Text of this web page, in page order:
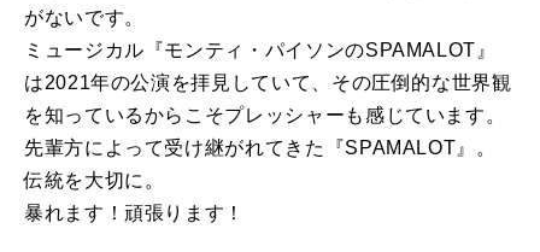
がないです。
ミュージカル『モンティ・パイソンのSPAMALOT』
は2021年の公演を拝見していて、その圧倒的な世界観
を知っているからこそプレッシャーも感じています。
先輩方によって受け継がれてきた『SPAMALOT』。
伝統を大切に。
暴れます！頑張ります！